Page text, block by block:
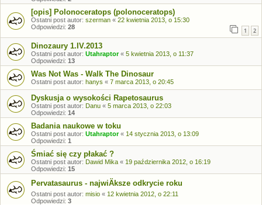
[opis] Polonoceratops (polonoceratops)
Ostatni post autor: szerman « 22 kwietnia 2013, o 15:30
Odpowiedzi: 28 1 2
Dinozaury 1.IV.2013
Ostatni post autor: Utahraptor« 5 kwietnia 2013, o 11:37
Odpowiedzi: 13
Was Not Was - Walk The Dinosaur
Ostatni post autor: hanys « 7 marca 2013, o 20:45
Dyskusja o wysokości Rapetosaurus
Ostatni post autor: Danu « 5 marca 2013, o 22:03
Odpowiedzi: 14
Badania naukowe w toku
Ostatni post autor: Utahraptor« 14 stycznia 2013, o 13:09
Odpowiedzi: 1
Śmiać się czy płakać ?
Ostatni post autor: Dawid Mika « 19 października 2012, o 16:19
Odpowiedzi: 15
Pervatasaurus - najwiÄksze odkrycie roku
Ostatni post autor: misio « 12 kwietnia 2012, o 22:11
Odpowiedzi: 3